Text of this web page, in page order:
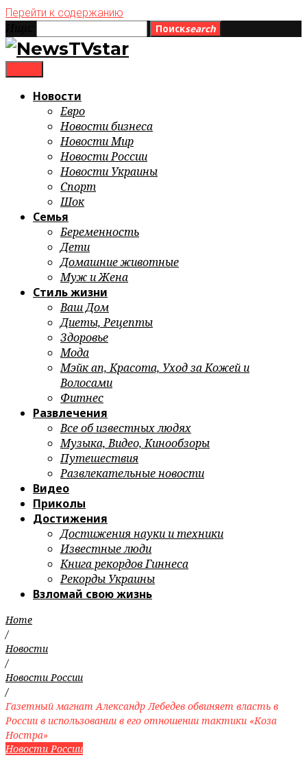
Перейти к содержанию
Поискsearch
Новости
Евро
Новости бизнеса
Новости Мир
Новости России
Новости Украины
Спорт
Шок
Семья
Беременность
Дети
Домашние животные
Муж и Жена
Стиль жизни
Ваш Дом
Диеты, Рецепты
Здоровье
Мода
Мэйк ап, Красота, Уход за Кожей и
Волосами
Фитнес
Развлечения
Все об известных людях
Музыка, Видео, Кинообзоры
Путешествия
Развлекательные новости
Видео
Приколы
Достижения
Достижения науки и техники
Известные люди
Книга рекордов Гиннеса
Рекорды Украины
Взломай свою жизнь
Home
/
Новости
/
Новости России
/
Газетный магнат Александр Лебедев обвиняет власть в
России в использовании в его отношении тактики «Коза
Ностра»
Новости России